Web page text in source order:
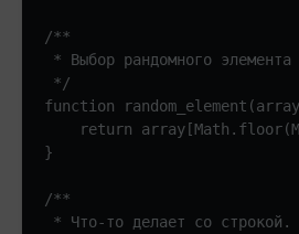
/**
* Выбор рандомного элемента
*/
function
return
}
/**
* Что-то делает со строкой.